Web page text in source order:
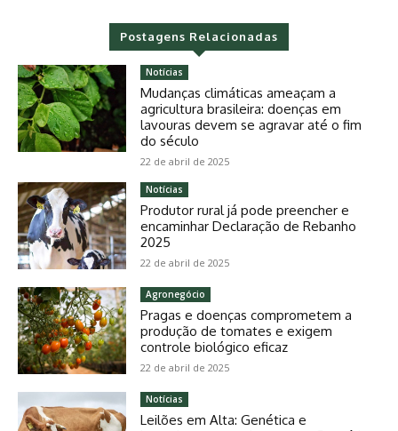
Postagens Relacionadas
Notícias
Mudanças climáticas ameaçam a
agricultura brasileira: doenças em
lavouras devem se agravar até o fim
do século
22 de abril de 2025
Notícias
Produtor rural já pode preencher e
encaminhar Declaração de Rebanho
2025
22 de abril de 2025
Agronegócio
Pragas e doenças comprometem a
produção de tomates e exigem
controle biológico eficaz
22 de abril de 2025
Notícias
Leilões em Alta: Genética e